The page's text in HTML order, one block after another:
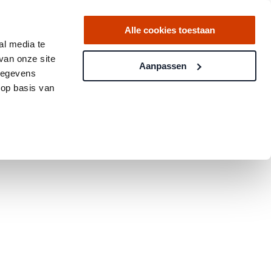
media te
onze site
basis van
Alle cookies toestaan
Aanpassen
in the past 12 months